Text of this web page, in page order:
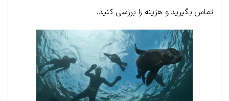
تماس بگیرید و هزینه را بررسی کنید.